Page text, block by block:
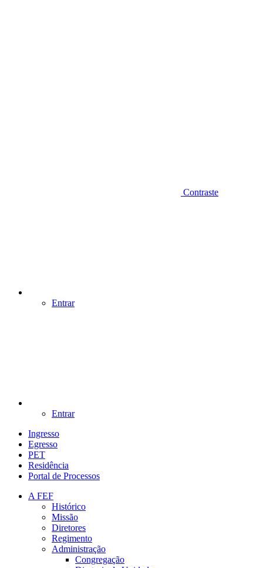
Contraste
Entrar
Entrar
Ingresso
Egresso
PET
Residência
Portal de Processos
A FEF
Histórico
Missão
Diretores
Regimento
Administração
Congregação